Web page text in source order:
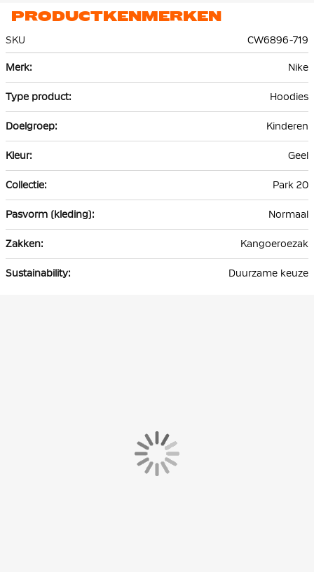
PRODUCTKENMERKEN
SKU
CW6896-719
informatie
Nike
Hoodies
Kinderen
Geel
Park 20
Normaal
Kangoeroezak
Duurzame keuze